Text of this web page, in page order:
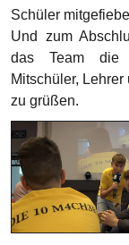
Schüler
Und zum
das Team die
Mitschüler,
zu grüßen.